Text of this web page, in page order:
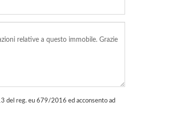
del reg. eu 679/2016 ed acconsento ad